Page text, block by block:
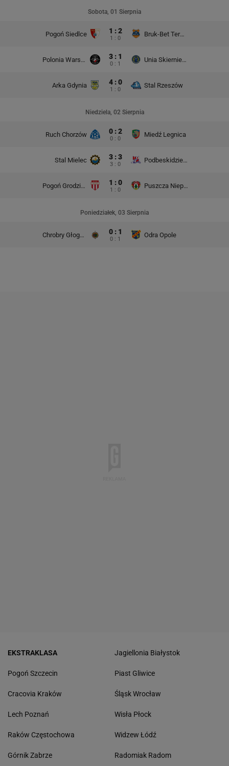
Sobota, 01 Sierpnia
Pogoń Siedlce 1 : 2
1 : 0
Bruk-Bet Termalica Nieciecza
Polonia Warszawa 3 : 1
0 : 1
Unia Skierniewice
Arka Gdynia 4 : 0
1 : 0
Stal Rzeszów
Niedziela, 02 Sierpnia
Ruch Chorzów 0 : 2
0 : 0
Miedź Legnica
Stal Mielec 3 : 3
3 : 0
Podbeskidzie Bielsko-Biała
Pogoń Grodzisk Mazowiecki 1 : 0
1 : 0
Puszcza Niepołomice
Poniedziałek, 03 Sierpnia
Chrobry Głogów 0 : 1
0 : 1
Odra Opole
EKSTRAKLASA
Pogoń Szczecin
Cracovia Kraków
Lech Poznań
Raków Częstochowa
Górnik Zabrze
Jagiellonia Białystok
Piast Gliwice
Śląsk Wrocław
Wisła Płock
Widzew Łódź
Radomiak Radom